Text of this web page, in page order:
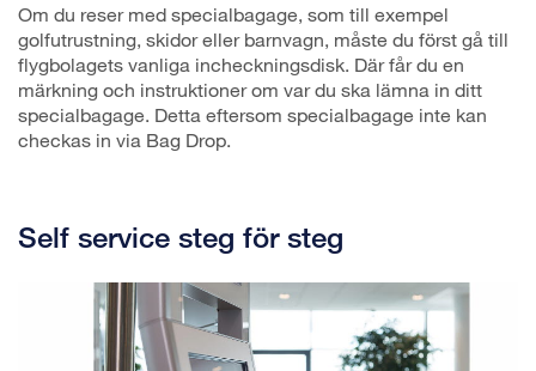
Om du reser med specialbagage, som till exempel
golfutrustning, skidor eller barnvagn, måste du först gå till
flygbolagets vanliga incheckningsdisk. Där får du en
märkning och instruktioner om var du ska lämna in ditt
specialbagage. Detta eftersom specialbagage inte kan
checkas in via Bag Drop.
Self service steg för steg